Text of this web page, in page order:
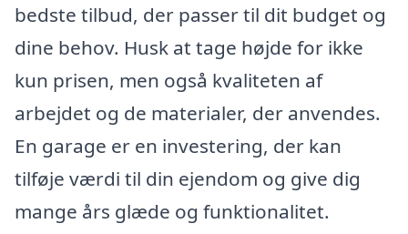
bedste tilbud, der passer til dit budget og
dine behov. Husk at tage højde for ikke
kun prisen, men også kvaliteten af
arbejdet og de materialer, der anvendes.
En garage er en investering, der kan
tilføje værdi til din ejendom og give dig
mange års glæde og funktionalitet.